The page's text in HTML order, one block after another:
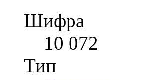
Шифра
10 072
Тип